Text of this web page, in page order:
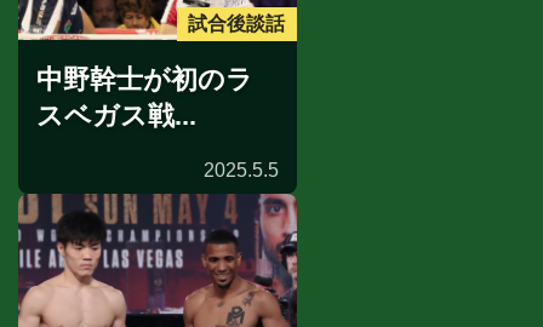
試合後談話
中野幹士が初のラ
スベガス戦...
2025.5.5